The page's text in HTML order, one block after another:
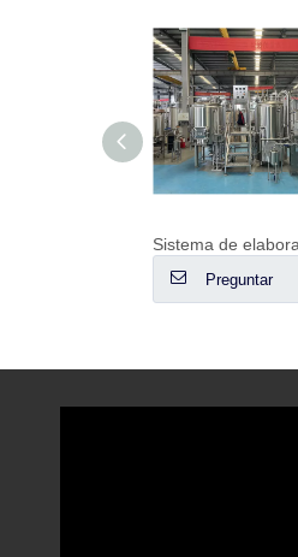
Equipo de café frío
Preguntar